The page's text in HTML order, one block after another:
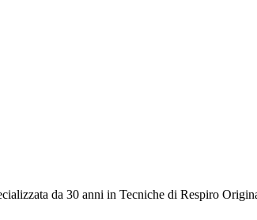
da 30 anni in Tecniche di Respiro